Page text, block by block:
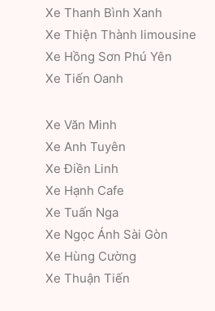
Xe Thanh Bình Xanh
Xe Thiện Thành limousine
Xe Hồng Sơn Phú Yên
Xe Tiến Oanh
Xe Văn Minh
Xe Anh Tuyên
Xe Điền Linh
Xe Hạnh Cafe
Xe Tuấn Nga
Xe Ngọc Ánh Sài Gòn
Xe Hùng Cường
Xe Thuận Tiến